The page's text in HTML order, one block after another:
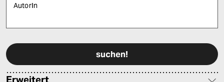
AutorIn
Erweitert